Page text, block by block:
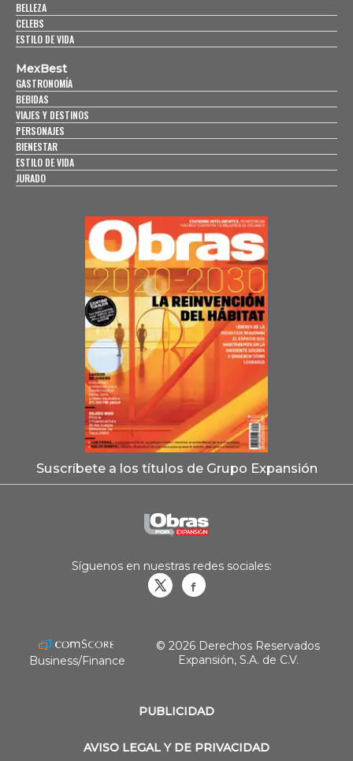
BELLEZA
CELEBS
ESTILO DE VIDA
MexBest
GASTRONOMÍA
BEBIDAS
VIAJES Y DESTINOS
PERSONAJES
BIENESTAR
ESTILO DE VIDA
JURADO
Suscríbete a los títulos de Grupo Expansión
PUBLICIDAD
AVISO LEGAL Y DE PRIVACIDAD
Síguenos en nuestras redes sociales:
Business/Finance
© 2026 Derechos Reservados
Expansión, S.A. de C.V.